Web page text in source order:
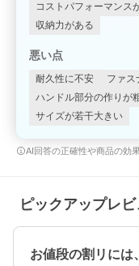
コストパフォーマンス
収納力がある
悪い点
耐久性に不安
ファス
ハンドル部分の作りが
サイズが若干大きい
AI回答の正確性や商品の効
ピックアップレ